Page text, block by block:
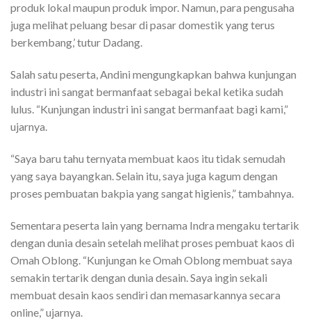
produk lokal maupun produk impor. Namun, para pengusaha
juga melihat peluang besar di pasar domestik yang terus
berkembang,’ tutur Dadang.
Salah satu peserta, Andini mengungkapkan bahwa kunjungan
industri ini sangat bermanfaat sebagai bekal ketika sudah
lulus. “Kunjungan industri ini sangat bermanfaat bagi kami,”
ujarnya.
“Saya baru tahu ternyata membuat kaos itu tidak semudah
yang saya bayangkan. Selain itu, saya juga kagum dengan
proses pembuatan bakpia yang sangat higienis,” tambahnya.
Sementara peserta lain yang bernama Indra mengaku tertarik
dengan dunia desain setelah melihat proses pembuat kaos di
Omah Oblong. “Kunjungan ke Omah Oblong membuat saya
semakin tertarik dengan dunia desain. Saya ingin sekali
membuat desain kaos sendiri dan memasarkannya secara
online,” ujarnya.